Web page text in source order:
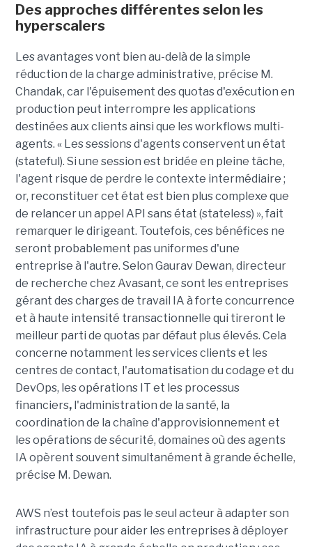
Des approches différentes selon les
hyperscalers
Les avantages vont bien au-delà de la simple
réduction de la charge administrative, précise M.
Chandak, car l'épuisement des quotas d'exécution en
production peut interrompre les applications
destinées aux clients ainsi que les workflows multi-
agents. « Les sessions d'agents conservent un état
(stateful). Si une session est bridée en pleine tâche,
l'agent risque de perdre le contexte intermédiaire ;
or, reconstituer cet état est bien plus complexe que
de relancer un appel API sans état (stateless) », fait
remarquer le dirigeant. Toutefois, ces bénéfices ne
seront probablement pas uniformes d'une
entreprise à l'autre. Selon Gaurav Dewan, directeur
de recherche chez Avasant, ce sont les entreprises
gérant des charges de travail IA à forte concurrence
et à haute intensité transactionnelle qui tireront le
meilleur parti de quotas par défaut plus élevés. Cela
concerne notamment les services clients et les
centres de contact, l'automatisation du codage et du
DevOps, les opérations IT et les processus
financiers,l'administration de la santé, la
coordination de la chaîne d'approvisionnement et
les opérations de sécurité, domaines où des agents
IA opèrent souvent simultanément à grande échelle,
précise M. Dewan.
AWS n’est toutefois pas le seul acteur à adapter son
infrastructure pour aider les entreprises à déployer